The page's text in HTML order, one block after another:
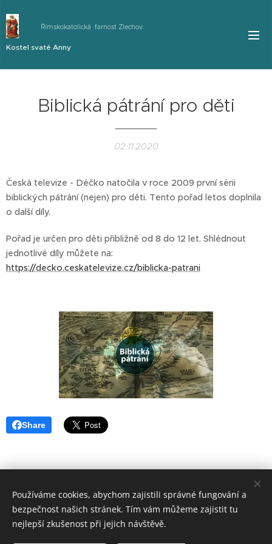
Římskokatolická farnost Zlechov
Kostel svaté Anny
Biblická pátrání pro děti
02.11.2020
Česká televize - Déčko natočila v roce 2009 první sérii
biblických pátrání (nejen) pro děti. Tento pořad letos doplnila
o další díly.
Pořad je určen pro děti přibližně od 8 do 12 let. Shlédnout
jednotlivé díly můžete na:
https://decko.ceskatelevize.cz/biblicka-patrani
Share
Používáme cookies, abychom zajistili správné fungování a
bezpečnost našich stránek. Tím vám můžeme zajistit tu
nejlepší zkušenost při jejich návštěvě.